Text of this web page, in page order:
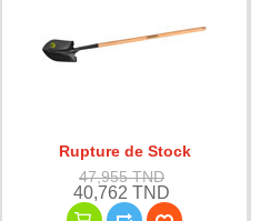
Rupture de Stock
47,955 TND
40,762 TND